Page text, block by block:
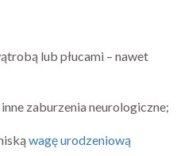
lub płucami – nawet
zaburzenia neurologiczne;
wagę urodzeniową